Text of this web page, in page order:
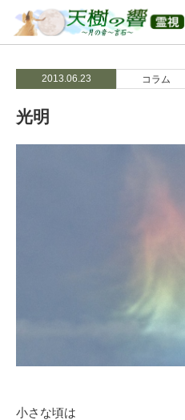
2013.06.23 コラム
光明
小さな頃は